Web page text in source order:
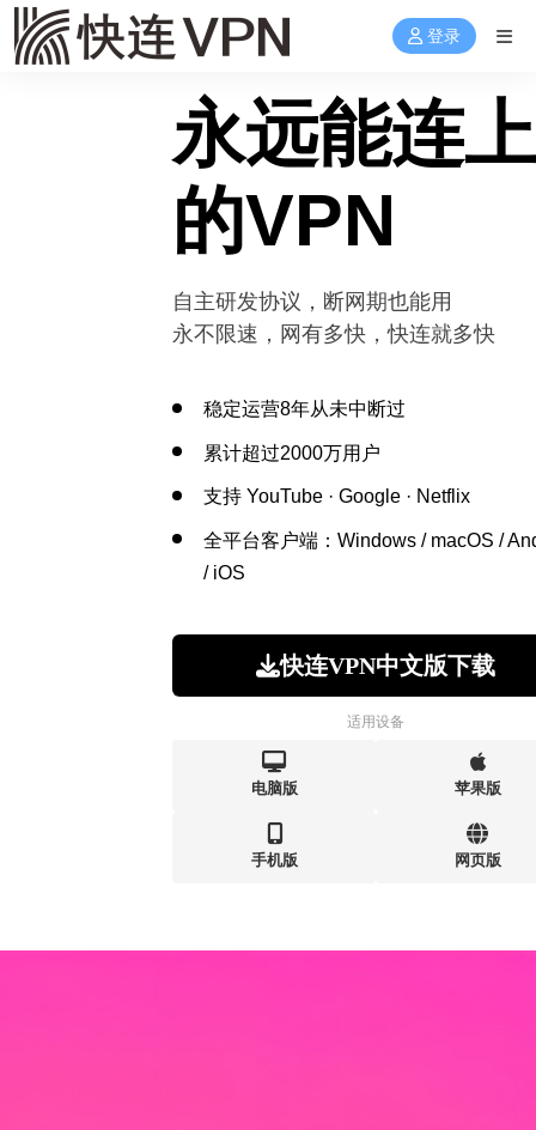
登录
永远能连上
的VPN
自主研发协议，断网期也能用
永不限速，网有多快，快连就多快
稳定运营8年从未中断过
累计超过2000万用户
支持 YouTube · Google · Netflix
全平台客户端：Windows / macOS /
/ iOS
快连VPN中文版下载
适用设备
电脑版 苹果版
手机版 网页版